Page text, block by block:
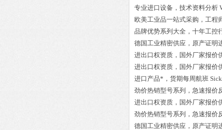
专业进口设备，技术资料分析
欧美工业品一站式采购，工程
品牌优势系列大全，十年工控
德国工业精密供应，原产证明
进出口权资质，国外厂家报价
进出口权资质，国外厂家报价
进口产品*，货期每周航班
劲价热销型号系列，急速报价
进出口权资质，国外厂家报价
劲价热销型号系列，急速报价
德国工业精密供应，原产证明